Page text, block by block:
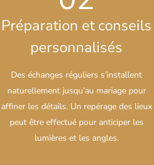
Préparation et conseils
personnalisés
Des échanges réguliers s’installent
naturellement jusqu’au mariage pour
affiner les détails. Un repérage des lieux
peut être effectué pour anticiper les
lumières et les angles.